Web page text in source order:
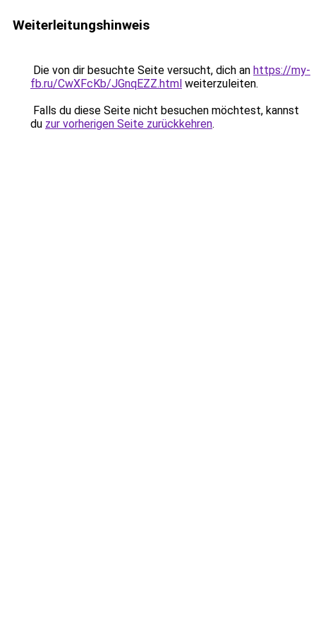
Weiterleitungshinweis
Die von dir besuchte Seite versucht, dich an https://my-
fb.ru/CwXFcKb/JGnqEZZ.html weiterzuleiten.
Falls du diese Seite nicht besuchen möchtest, kannst
du zur vorherigen Seite zurückkehren.